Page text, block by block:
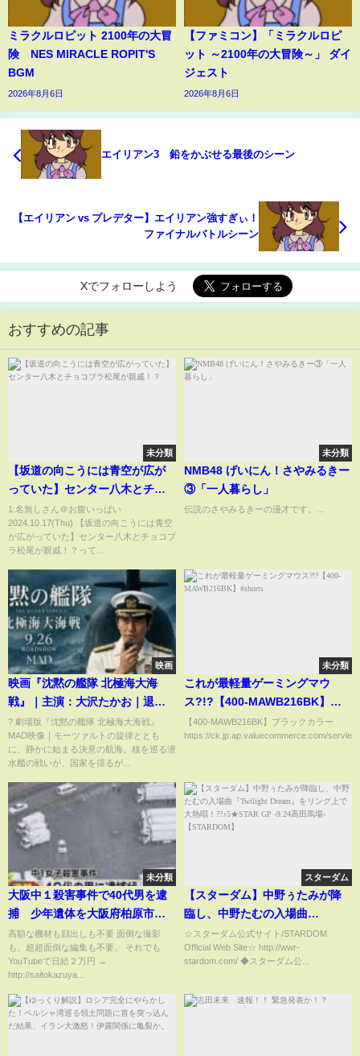
ミラクルロピット 2100年の大冒
険 NES MIRACLE ROPIT'S
BGM
2026年8月6日
【ファミコン】「ミラクルロピ
ット ～2100年の大冒険～」 ダイ
ジェスト
2026年8月6日
エイリアン3 鉛をかぶせる最後のシーン
【エイリアン vs プレデター】エイリアン強すぎぃ！
ファイナルバトルシーン
Xでフォローしよう
おすすめの記事
未分類
【坂道の向こうには青空が広が
っていた】センター八木とチョ
コプラ松尾が親戚！？
1:名無しさん＠お腹いっぱい
2024.10.17(Thu) 【坂道の向こうには青空
が広がっていた】センター八木とチョコプ
ラ松尾が親戚！？って...
未分類
NMB48 げいにん！さやみるきー
③「一人暮らし」
伝説のさやみるきーの漫才です。...
映画
映画『沈黙の艦隊 北極海大海
戦』｜主演：大沢たかお｜退路
はない──活路を開け【戦争MAD
／劇場版2025年9月26日公開】
?️ 劇場版『沈黙の艦隊 北極海大海戦』
MAD映像｜モーツァルトの旋律ととも
に、静かに始まる決意の航海。核を巡る潜
水艦の戦いが、国家を揺るが...
未分類
これが最軽量ゲーミングマウ
ス?!?【400-MAWB216BK】
#shorts
【400-MAWB216BK】ブラックカラー
https://ck.jp.ap.valuecommerce.com/servlet/
未分類
大阪中１殺害事件で40代男を逮
捕 少年遺体を大阪府柏原市の
山中で発見！
高額な機材も顔出しも不要 面倒な撮影
も、超超面倒な編集も不要。 それでも
YouTubeで日給２万円 →
http://saitokazuya...
スターダム
【スターダム】中野ぅたみが降
臨し、中野たむの入場曲
『Twilight Dream』をリング上
で大熱唱！??♪5★STAR GP
-9.24高田馬場-【STARDOM】
☆スターダム公式サイト/STARDOM
Official Web Site☆ http://wwr-
stardom.com/ ◆スターダム公...